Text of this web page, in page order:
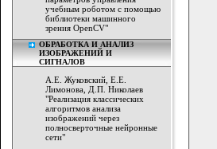
учебным роботом с помощью
библиотеки машинного
зрения OpenCV"
ОБРАБОТКА И АНАЛИЗ
ИЗОБРАЖЕНИЙ И
СИГНАЛОВ
А.Е. Жуковский, Е.Е.
Лимонова, Д.П. Николаев
"Реализация классических
алгоритмов анализа
изображений через
полносверточные нейронные
сети"